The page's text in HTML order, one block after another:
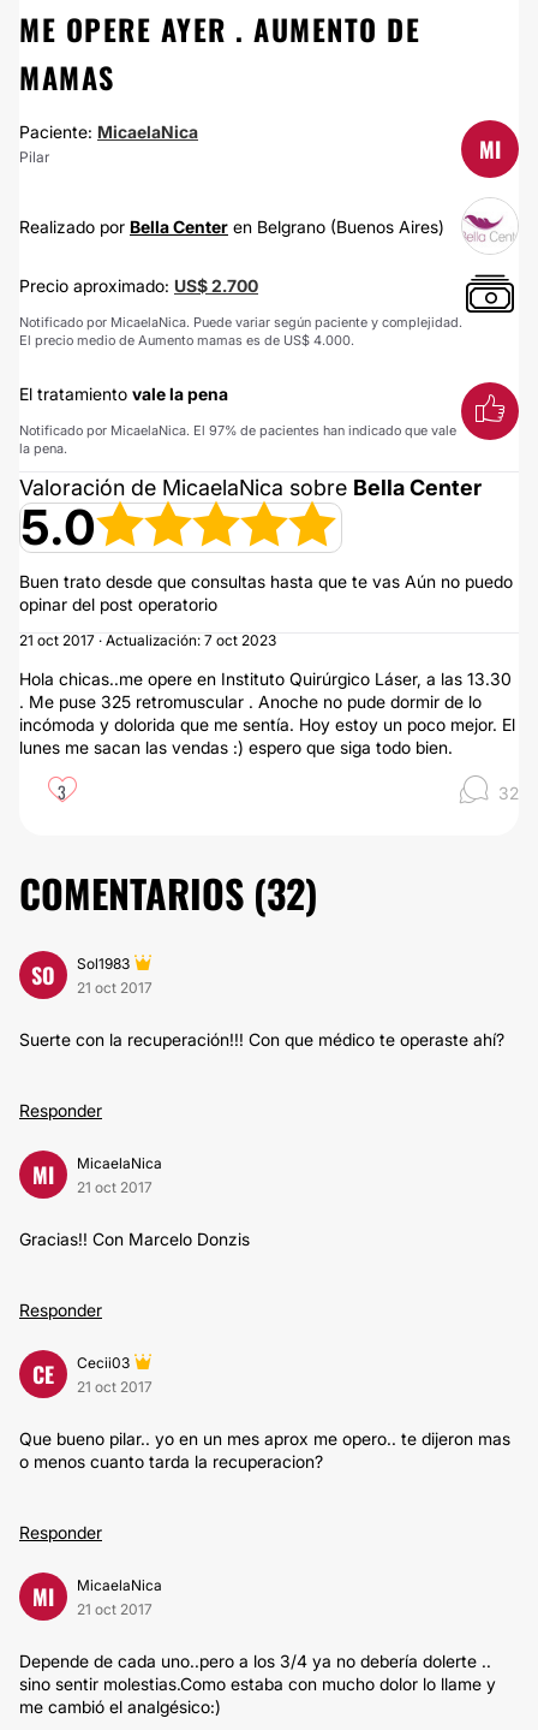
ME OPERE AYER . AUMENTO DE
MAMAS
Paciente: MicaelaNica
Pilar MI
Realizado por Bella Center en Belgrano (Buenos Aires)
Precio aproximado: US$ 2.700
Notificado por MicaelaNica. Puede variar según paciente y complejidad.
El precio medio de Aumento mamas es de US$ 4.000.
El tratamiento vale la pena
Notificado por MicaelaNica. El 97% de pacientes han indicado que vale
la pena.
Valoración de MicaelaNica sobre Bella Center
5.0
Buen trato desde que consultas hasta que te vas Aún no puedo
opinar del post operatorio
21 oct 2017 · Actualización: 7 oct 2023
Hola chicas..me opere en Instituto Quirúrgico Láser, a las 13.30
. Me puse 325 retromuscular . Anoche no pude dormir de lo
incómoda y dolorida que me sentía. Hoy estoy un poco mejor. El
lunes me sacan las vendas :) espero que siga todo bien.
3 32
COMENTARIOS (32)
SO
Sol1983
21 oct 2017
Suerte con la recuperación!!! Con que médico te operaste ahí?
Responder
MI
MicaelaNica
21 oct 2017
Gracias!! Con Marcelo Donzis
Responder
CE
Cecii03
21 oct 2017
Que bueno pilar.. yo en un mes aprox me opero.. te dijeron mas
o menos cuanto tarda la recuperacion?
Responder
MI
MicaelaNica
21 oct 2017
Depende de cada uno..pero a los 3/4 ya no debería dolerte ..
sino sentir molestias.Como estaba con mucho dolor lo llame y
me cambió el analgésico:)